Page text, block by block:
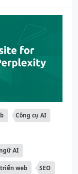
Công cụ AI
AI
web SEO